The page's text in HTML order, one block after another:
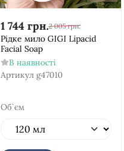
1 744 грн.2 005 грн.
Рідке мило GIGI Lipacid
Facial Soap
В наявності
Артикул g47010
Об`єм